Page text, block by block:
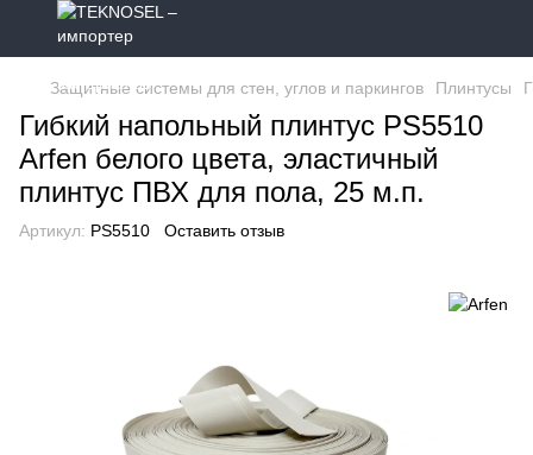
Защитные системы для стен, углов и паркингов Плинтусы
Гибкий напольный плинтус PS5510
Arfen белого цвета, эластичный
плинтус ПВХ для пола, 25 м.п.
Артикул: PS5510 Оставить отзыв